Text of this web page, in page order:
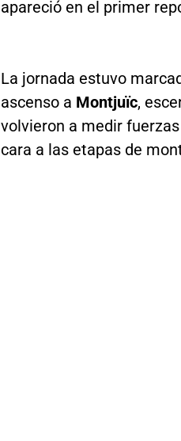
apareció en el primer
La jornada estuvo
ascenso a Montjuïc,
volvieron a medir
cara a las etapas de